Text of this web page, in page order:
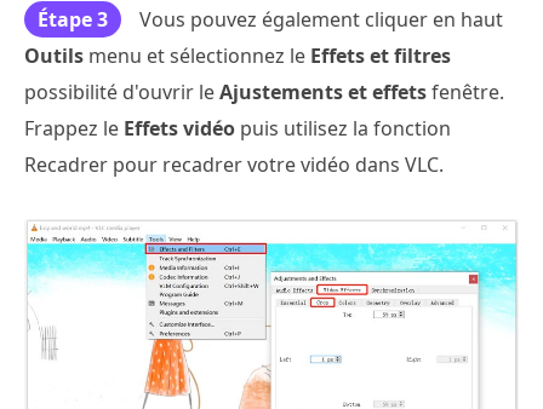
Étape 3
Vous pouvez également cliquer en haut
Outils menu et sélectionnez le Effets et filtres
possibilité d'ouvrir leAjustements et effetsfenêtre.
Frappez le Effets vidéo puis utilisez la fonction
Recadrer pour recadrer votre vidéo dans VLC.